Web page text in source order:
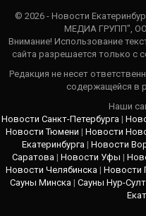
© 2026 - Новости
МЕДИА ГРУПП",
Внимание! Использование
сайта разрешается только c
Редакция не несет
содержащейся в
Наши
Новости Санкт-Петербурга |
Новости Тюмени | Новости
Екатеринбурга | Новости
Саратова| Новости Уфы |
Новости Челябинска| Новости
Сауны Минска| Сауны Нур-